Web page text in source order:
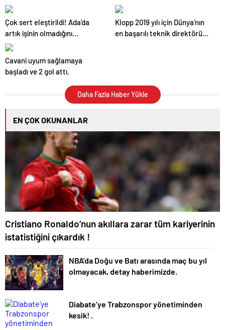
ediyor!
Çok sert eleştirildi! Ada’da
artık işinin olmadığını
düşünüyoruz!
Klopp 2019 yılı için Dünya’nın
en başarılı teknik direktörü
Cavani uyum sağlamaya
başladı ve 2 gol attı.
Daha Fazla Haber Yükle
EN ÇOK OKUNANLAR
Cristiano Ronaldo’nun akıllara zarar tüm kariyerinin
istatistiğini çıkardık !
NBA’da Doğu ve Batı arasında maç bu yıl
olmayacak, detay haberimizde.
Diabate’ye Trabzonspor yönetiminden
kesik! .